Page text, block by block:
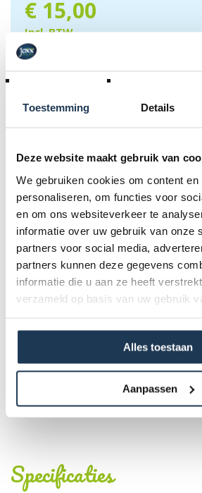
Toestemming Details
Deze website maakt gebruik van
We gebruiken cookies om content
personaliseren, om functies voor
en om ons websiteverkeer te
informatie over uw gebruik van onze
partners voor social media,
partners kunnen deze gegevens
informatie die u aan ze heeft
verzameld op basis van uw gebruik
Alles toestaan
Aanpassen
€ 15,00
Incl. BTW
RESERVATIE
1 weekend - 2 dagen
Woe.NM (4 u., excl.
Schoolweekdag
Periode- & transportvoorwaarden +
Specificaties